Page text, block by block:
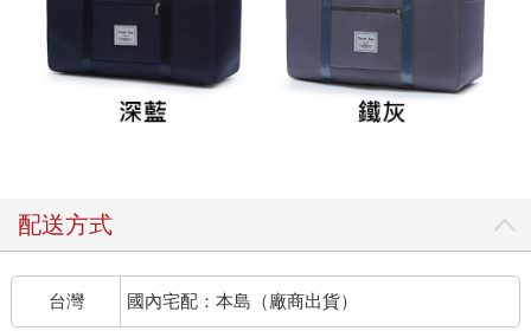
配送方式
台灣 國內宅配：本島（廠商出貨）